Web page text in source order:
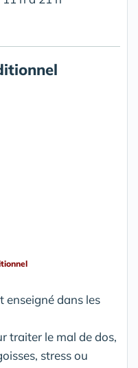
enseigné dans les
traiter le mal de dos,
stress ou